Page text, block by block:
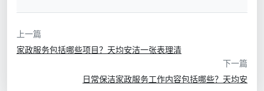
搞懂了规则和工具配置，再来看一名合格的保洁员
在日常保洁家政服务
隐匿灰尘的。天均安洁保洁要求上岗人员必须吃透并严
上一篇
家政服务包括哪些项目？天均安洁一张表理清
下一篇
日常保洁家政服务工作内容包括哪些？天均安